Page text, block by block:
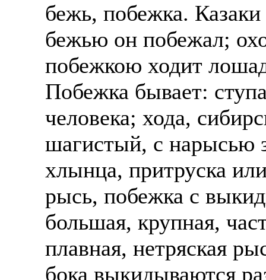
Жилье
Премии. Официальное
часов. 5-6 дневная
ПРОЦЕСС
оформление
работодателя >
прохождение границы,
подобранной заранее
предприятие и место
Лицензия по
ВОЗМОЖНО
ИЗ ЛЮБОГО
Подписывать
клиентов, как выгодно
В ходе консультации
доп. услуги
банка на телефон),
плату.
Пожалуйста, НЕ
Опыт не нужен, но
позициях: менеджер,
представитель,
курьер, курьер
продажам.
бежь, побежка.
бежью он побежал;
побежкою ходит
Побежка бывает:
человека; хода,
шагистый, с нарысью
хлынца, притруска
рысь, побежка с
большая, крупная,
плавная, нетряская
бока выкидываются